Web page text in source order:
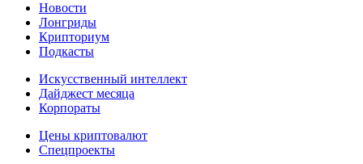
Новости
Лонгриды
Крипториум
Подкасты
Искусственный интеллект
Дайджест месяца
Корпораты
Цены криптовалют
Спецпроекты